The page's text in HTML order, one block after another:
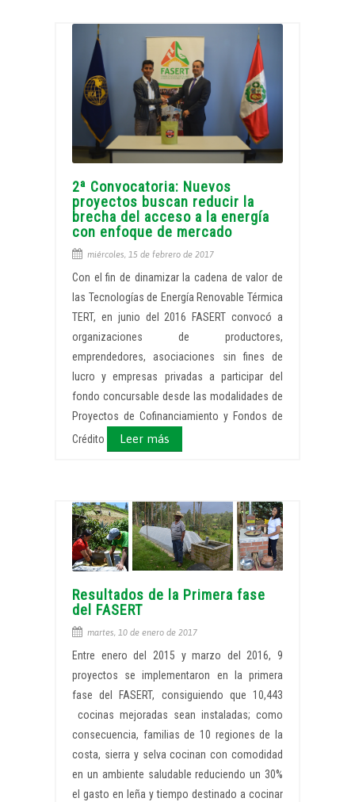
2ª Convocatoria: Nuevos
proyectos buscan reducir la
brecha del acceso a la energía
con enfoque de mercado
miércoles, 15 de febrero de 2017
Con el fin de dinamizar la cadena de valor de
las Tecnologías de Energía Renovable Térmica
TERT, en junio del 2016 FASERT convocó a
organizaciones de productores,
emprendedores, asociaciones sin fines de
lucro y empresas privadas a participar del
fondo concursable desde las modalidades de
Proyectos de Cofinanciamiento y Fondos de
Crédito
Leer más
Resultados de la Primera fase
del FASERT
martes, 10 de enero de 2017
Entre enero del 2015 y marzo del 2016, 9
proyectos se implementaron en la primera
fase del FASERT, consiguiendo que 10,443
cocinas mejoradas sean instaladas; como
consecuencia, familias de 10 regiones de la
costa, sierra y selva cocinan con comodidad
en un ambiente saludable reduciendo un 30%
el gasto en leña y tiempo destinado a cocinar